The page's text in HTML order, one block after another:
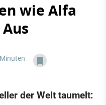
wie Alfa
der Welt taumelt: